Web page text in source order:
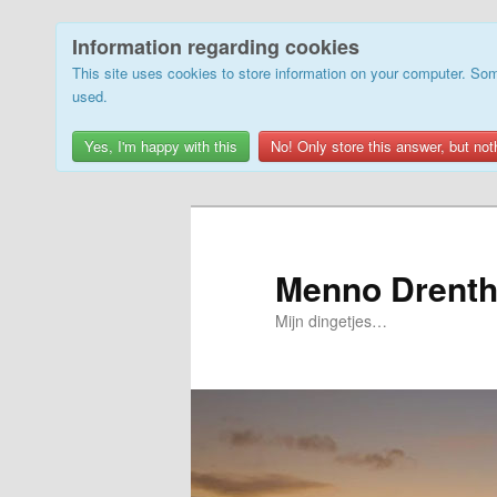
Information regarding cookies
This site uses cookies to store information on your computer.
used.
Yes, I'm happy with this No! Only store this answer, but
Menno
Mijn dingetjes…